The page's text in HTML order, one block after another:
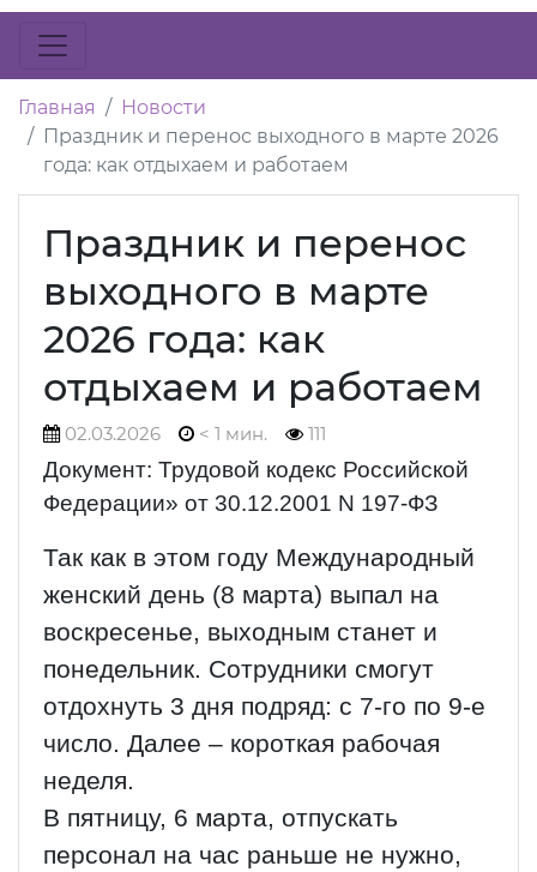
Главная
Новости
Праздник и перенос выходного в марте 2026
года: как отдыхаем и работаем
Праздник и перенос
выходного в марте
2026 года: как
отдыхаем и работаем
02.03.2026 < 1 мин. 111
Документ: Трудовой кодекс Российской
Федерации» от 30.12.2001 N 197-ФЗ
Так как в этом году Международный
женский день (8 марта) выпал на
воскресенье, выходным станет и
понедельник. Сотрудники смогут
отдохнуть 3 дня подряд: с 7-го по 9-е
число. Далее – короткая рабочая
неделя.
В пятницу, 6 марта, отпускать
персонал на час раньше не нужно,